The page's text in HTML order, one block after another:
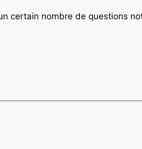
certain nombre de questions